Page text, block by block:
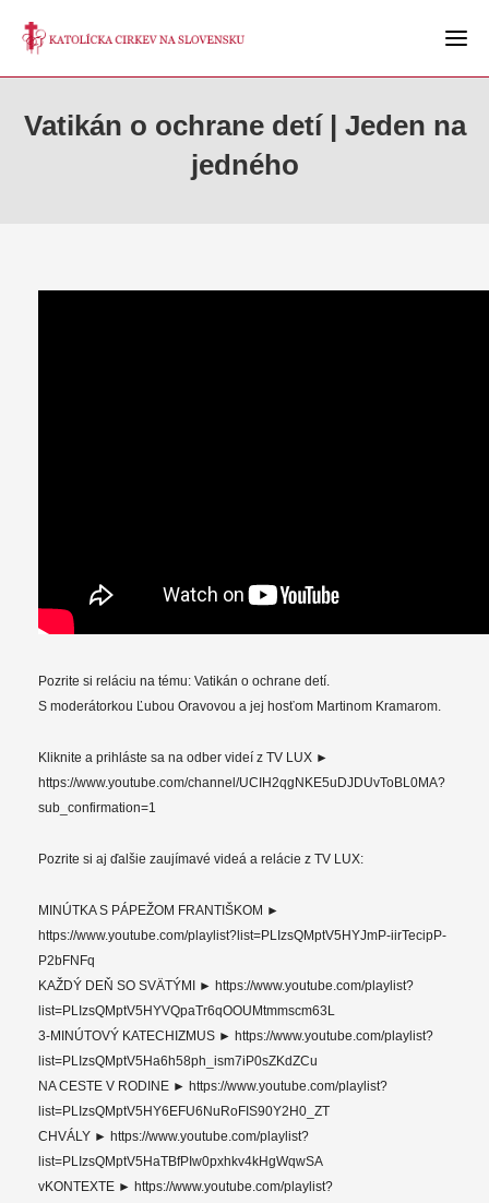
Vatikán o ochrane detí | Jeden na
jedného
Pozrite si reláciu na tému: Vatikán o ochrane detí.
S moderátorkou Ľubou Oravovou a jej hosťom Martinom Kramarom.
Kliknite a prihláste sa na odber videí z TV LUX ►
https://www.youtube.com/channel/UCIH2qgNKE5uDJDUvToBL0MA?
sub_confirmation=1
Pozrite si aj ďalšie zaujímavé videá a relácie z TV LUX:
MINÚTKA S PÁPEŽOM FRANTIŠKOM ►
https://www.youtube.com/playlist?list=PLIzsQMptV5HYJmP-iirTecipP-
P2bFNFq
KAŽDÝ DEŇ SO SVÄTÝMI ► https://www.youtube.com/playlist?
list=PLIzsQMptV5HYVQpaTr6qOOUMtmmscm63L
3-MINÚTOVÝ KATECHIZMUS ► https://www.youtube.com/playlist?
list=PLIzsQMptV5Ha6h58ph_ism7iP0sZKdZCu
NA CESTE V RODINE ► https://www.youtube.com/playlist?
list=PLIzsQMptV5HY6EFU6NuRoFIS90Y2H0_ZT
CHVÁLY ► https://www.youtube.com/playlist?
list=PLIzsQMptV5HaTBfPIw0pxhkv4kHgWqwSA
vKONTEXTE ► https://www.youtube.com/playlist?